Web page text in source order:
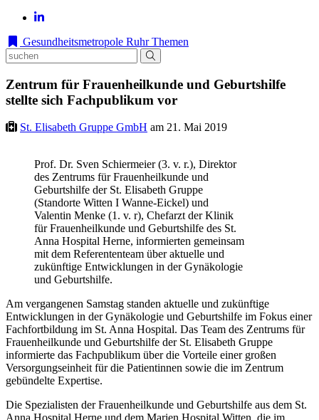
Gesundheitsmetropole Ruhr Themen
Zentrum für Frauenheilkunde und Geburtshilfe
stellte sich Fachpublikum vor
St. Elisabeth Gruppe GmbH am 21. Mai 2019
Prof. Dr. Sven Schiermeier (3. v. r.), Direktor
des Zentrums für Frauenheilkunde und
Geburtshilfe der St. Elisabeth Gruppe
(Standorte Witten I Wanne-Eickel) und
Valentin Menke (1. v. r), Chefarzt der Klinik
für Frauenheilkunde und Geburtshilfe des St.
Anna Hospital Herne, informierten gemeinsam
mit dem Referententeam über aktuelle und
zukünftige Entwicklungen in der Gynäkologie
und Geburtshilfe.
Am vergangenen Samstag standen aktuelle und zukünftige
Entwicklungen in der Gynäkologie und Geburtshilfe im Fokus einer
Fachfortbildung im St. Anna Hospital. Das Team des Zentrums für
Frauenheilkunde und Geburtshilfe der St. Elisabeth Gruppe
informierte das Fachpublikum über die Vorteile einer großen
Versorgungseinheit für die Patientinnen sowie die im Zentrum
gebündelte Expertise.
Die Spezialisten der Frauenheilkunde und Geburtshilfe aus dem St.